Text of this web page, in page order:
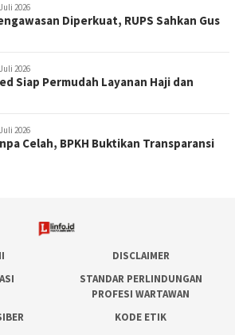
2026
Diperkuat, RUPS Sahkan Gus
2026
Siap Permudah Layanan Haji dan
2026
Celah, BPKH Buktikan Transparansi
DISCLAIMER
STANDAR PERLINDUNGAN
PROFESI WARTAWAN
KODE ETIK